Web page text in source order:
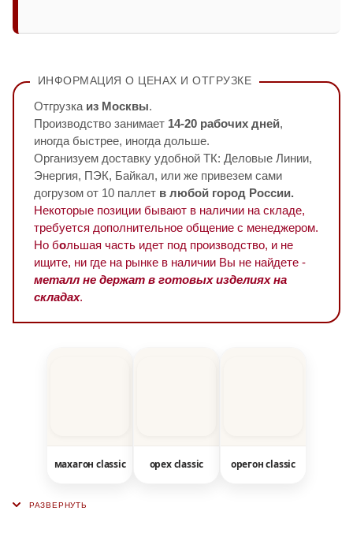
ИНФОРМАЦИЯ О ЦЕНАХ И ОТГРУЗКЕ
Отгрузка из Москвы.
Производство занимает 14-20 рабочих дней,
иногда быстрее, иногда дольше.
Организуем доставку удобной ТК: Деловые Линии,
Энергия, ПЭК, Байкал, или же привезем сами
догрузом от 10 паллет в любой город России.
Некоторые позиции бывают в наличии на складе,
требуется дополнительное общение с менеджером.
Но большая часть идет под производство, и не
ищите, ни где на рынке в наличии Вы не найдете -
металл не держат в готовых изделиях на
складах.
махагон classic орех classic орегон classic